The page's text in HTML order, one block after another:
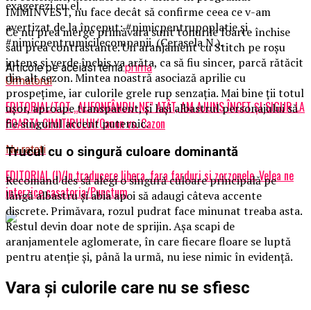
IMMINVEST, nu face decât să confirme ceea ce v-am
avertizat de la început: #nimicpentrupoplatie și
#nimicpentrumicilecompanii. (Cerasela N.).
Articole pe aceiasi tema:prima
Urmatorul
EDITORIAL/TOT „ALIFONFÂNDU-NE” ATÂT, AM AJUNS ÎNCET ȘI SIGUR LA
POARTA CIMITIRULUI/Canon vs. Cazon
Nu ratati
EDITORIAL (I)/In traducere libera, fara farduri si zorzonele, Velea ne
interzice casatoria/Punctum
exagerezi cu el.
Ce nu prea merge primăvara sunt tonurile foarte închise
sau prea contrastante. Un aranjament cu Stitch pe roșu
intens și verde închis va arăta, ca să fiu sincer, parcă rătăcit
din alt sezon. Mintea noastră asociază aprilie cu
prospețime, iar culorile grele rup senzația. Mai bine ții totul
ușor, aproape transparent, și lași albastrul personajului să
fie singurul accent puternic.
Trucul cu o singură culoare dominantă
Recomand des să alegi o singură culoare principală pe
lângă albastru și abia apoi să adaugi câteva accente
discrete. Primăvara, rozul pudrat face minunat treaba asta.
Restul devin doar note de sprijin. Așa scapi de
aranjamentele aglomerate, în care fiecare floare se luptă
pentru atenție și, până la urmă, nu iese nimic în evidență.
Vara și culorile care nu se sfiesc